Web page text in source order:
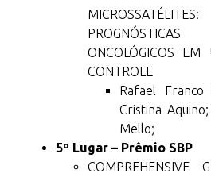
ONCOLÓGICOS
CONTROLE
Rafael
Cristina
Mello;
5º Lugar – Prêmio SBP
COMPREHENSIVE